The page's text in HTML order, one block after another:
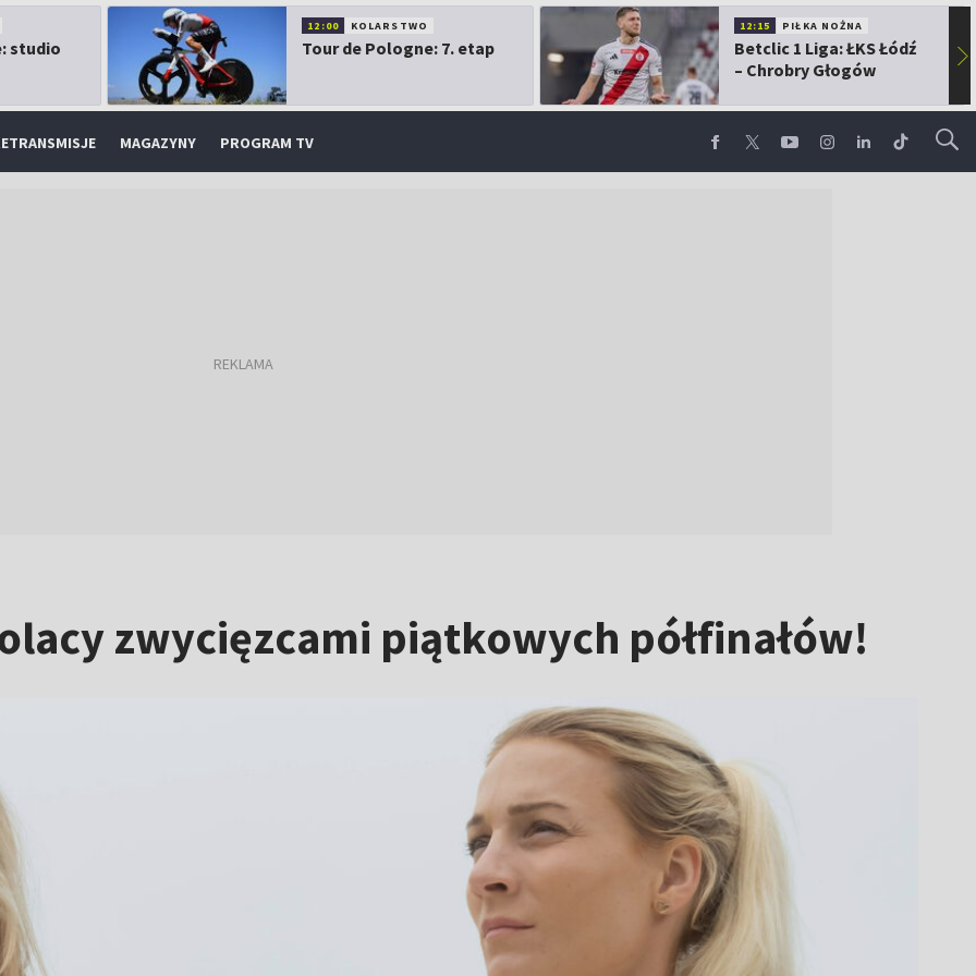
studio
12:00 KOLARSTWO
Tour de Pologne: 7. etap
12:15 PIŁKA NOŻNA
Betclic 1 Liga: ŁKS Łódź
– Chrobry Głogów
▶
MAGAZYNY PROGRAM TV
zwycięzcami piątkowych półfinałów!